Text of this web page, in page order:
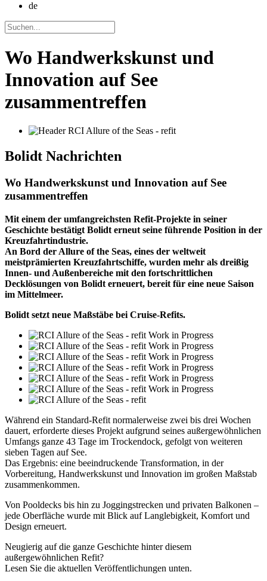
de
Wo Handwerkskunst und
Innovation auf See
zusammentreffen
Bolidt Nachrichten
Wo Handwerkskunst und Innovation auf See
zusammentreffen
Mit einem der umfangreichsten Refit-Projekte in seiner
Geschichte bestätigt Bolidt erneut seine führende Position in der
Kreuzfahrtindustrie.
An Bord der Allure of the Seas, eines der weltweit
meistprämierten Kreuzfahrtschiffe, wurden mehr als dreißig
Innen- und Außenbereiche mit den fortschrittlichen
Decklösungen von Bolidt erneuert, bereit für eine neue Saison
im Mittelmeer.
Bolidt setzt neue Maßstäbe bei Cruise-Refits.
Während ein Standard-Refit normalerweise zwei bis drei Wochen
dauert, erforderte dieses Projekt aufgrund seines außergewöhnlichen
Umfangs ganze 43 Tage im Trockendock, gefolgt von weiteren
sieben Tagen auf See.
Das Ergebnis: eine beeindruckende Transformation, in der
Vorbereitung, Handwerkskunst und Innovation im großen Maßstab
zusammenkommen.
Von Pooldecks bis hin zu Joggingstrecken und privaten Balkonen –
jede Oberfläche wurde mit Blick auf Langlebigkeit, Komfort und
Design erneuert.
Neugierig auf die ganze Geschichte hinter diesem
außergewöhnlichen Refit?
Lesen Sie die aktuellen Veröffentlichungen unten.